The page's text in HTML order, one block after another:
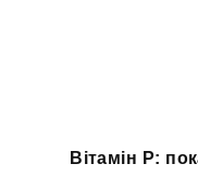
Вітамін P: